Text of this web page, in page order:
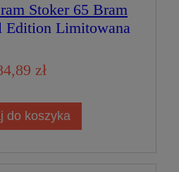
Stoker 65 Bram
Edition Limitowana
zł
do koszyka